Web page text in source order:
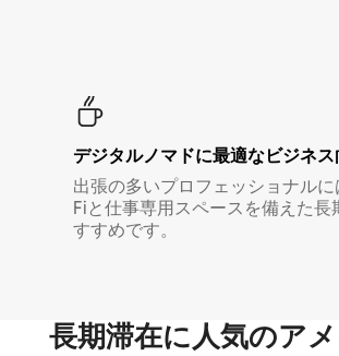
デジタルノマド⁠に最⁠適⁠なビ⁠ジ⁠ネ⁠
出張の多いプロフェッショナル
Fiと仕事専用スペースを備えた長
すすめです。
長期滞在に人気のア